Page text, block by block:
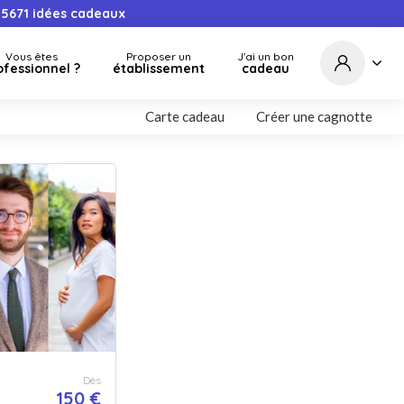
5671 idées cadeaux
Vous êtes
?
Proposer un
établissement
J'ai un bon
cadeau
Carte cadeau Créer une cagnotte
Dès
150 €